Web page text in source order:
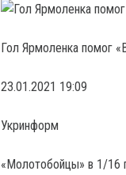
Гол Ярмоленка помог
23.01.2021 19:09
Укринформ
«Молотобойцы» в 1/16